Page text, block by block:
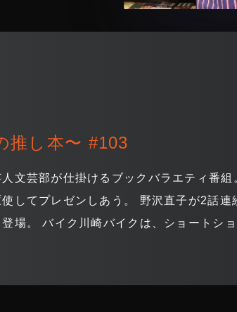
推し本〜 #103
文芸部が仕掛けるブックバラエティ番
してプレゼンしあう。 野沢直子が2話
場。 バイク川崎バイクは、ショートシ